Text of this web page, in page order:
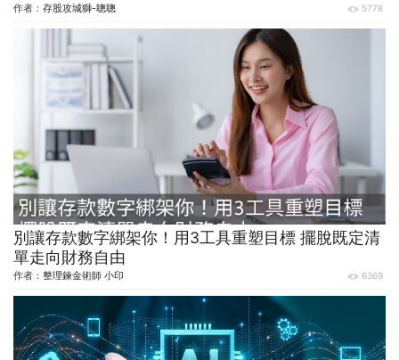
作者： 存股攻城獅-聰聰 5778
別讓存款數字綁架你！用3工具重塑目標 擺脫既定清
單走向財務自由
作者： 整理鍊金術師 小印 6369